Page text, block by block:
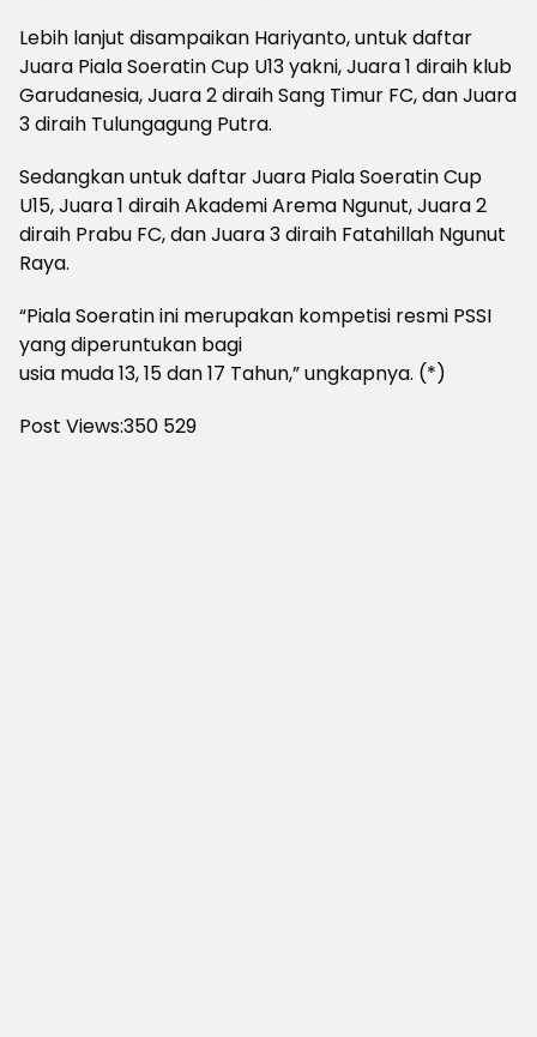
Lebih lanjut disampaikan Hariyanto, untuk daftar
Juara Piala Soeratin Cup U13 yakni, Juara 1 diraih klub
Garudanesia, Juara 2 diraih Sang Timur FC, dan Juara
3 diraih Tulungagung Putra.
Sedangkan untuk daftar Juara Piala Soeratin Cup
U15, Juara 1 diraih Akademi Arema Ngunut, Juara 2
diraih Prabu FC, dan Juara 3 diraih Fatahillah Ngunut
Raya.
“Piala Soeratin ini merupakan kompetisi resmi PSSI
yang diperuntukan bagi
usia muda 13, 15 dan 17 Tahun,” ungkapnya. (*)
Post Views:350 529